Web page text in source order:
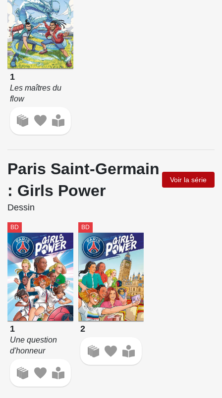
1
Les maîtres du
flow
Paris Saint-Germain
: Girls Power
Voir la série
Dessin
BD
1
Une question
d'honneur
BD
2